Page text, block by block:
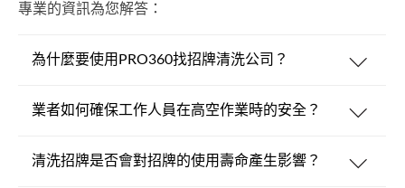
專業的資訊為您解答：
為什麼要使用PRO360找招牌清洗公司？
業者如何確保工作人員在高空作業時的安全？
清洗招牌是否會對招牌的使用壽命產生影響？